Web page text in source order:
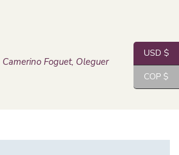
Camerino Foguet, Oleguer
USD $
COP $